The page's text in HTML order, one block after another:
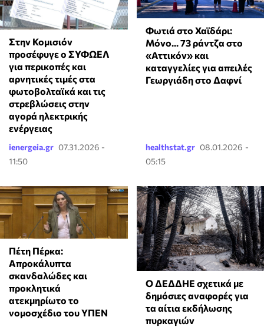
Στην Κομισιόν
προσέφυγε ο ΣΥΦΩΕΛ
για περικοπές και
αρνητικές τιμές στα
φωτοβολταϊκά και τις
στρεβλώσεις στην
αγορά ηλεκτρικής
ενέργειας
ienergeia.gr 07.31.2026 -
11:50
Φωτιά στο Χαϊδάρι:
Μόνο... 73 ράντζα στο
«Αττικόν» και
καταγγελίες για απειλές
Γεωργιάδη στο Δαφνί
healthstat.gr 08.01.2026 -
05:15
Πέτη Πέρκα:
Απροκάλυπτα
σκανδαλώδες και
προκλητικά
ατεκμηρίωτο το
νομοσχέδιο του ΥΠΕΝ
Ο ΔΕΔΔΗΕ σχετικά με
δημόσιες αναφορές για
τα αίτια εκδήλωσης
πυρκαγιών